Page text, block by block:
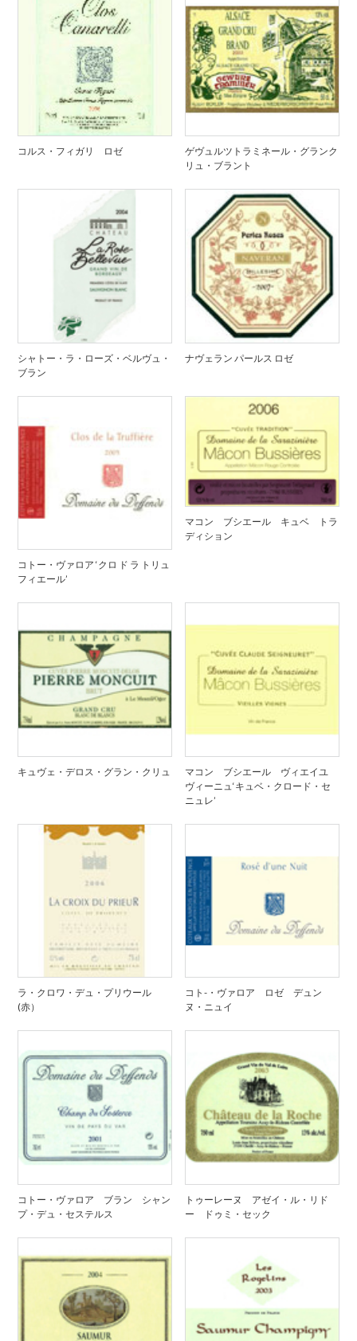
コルス・フィガリ ロゼ
ゲヴュルツトラミネール・グランク
リュ・ブラント
シャトー・ラ・ローズ・ベルヴュ・
ブラン
ナヴェラン パールス ロゼ
コトー・ヴァロア ‘クロ ド ラ トリュ
フィエール’
マコン ブシエール キュベ トラ
ディション
キュヴェ・デロス・グラン・クリュ
マコン ブシエール ヴィエイユ
ヴィーニュ‘キュベ・クロード・セ
ニュレ’
ラ・クロワ・デュ・プリウール
(赤）
コト-・ヴァロア ロゼ デュン
ヌ・ニュイ
コトー・ヴァロア ブラン シャン
プ・デュ・セステルス
トゥーレーヌ アゼイ・ル・リド
ー ドゥミ・セック